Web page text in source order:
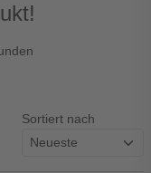
Sortiert nach